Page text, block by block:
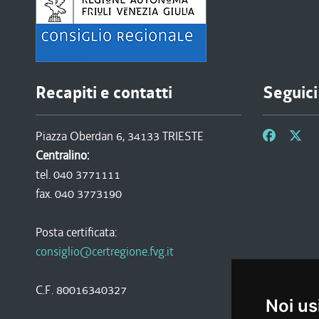
Noi
Recapiti e contatti
Piazza Oberdan 6, 34133 TRIESTE
Centralino:
tel. 040 3771111
fax. 040 3773190
Posta certificata:
consiglio@certregione.fvg.it
C.F. 80016340327